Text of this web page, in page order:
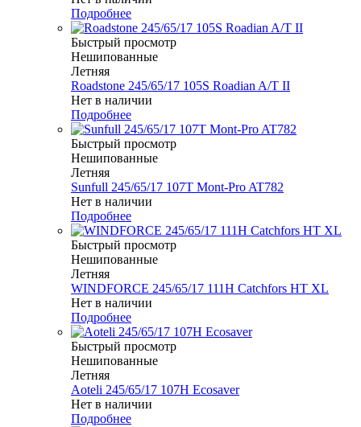
Подробнее
Быстрый просмотр
Нешипованные
Летняя
Roadstone 245/65/17 105S Roadian A/T II
Нет в наличии
Подробнее
Быстрый просмотр
Нешипованные
Летняя
Sunfull 245/65/17 107T Mont-Pro AT782
Нет в наличии
Подробнее
Быстрый просмотр
Нешипованные
Летняя
WINDFORCE 245/65/17 111H Catchfors HT XL
Нет в наличии
Подробнее
Быстрый просмотр
Нешипованные
Летняя
Aoteli 245/65/17 107H Ecosaver
Нет в наличии
Подробнее